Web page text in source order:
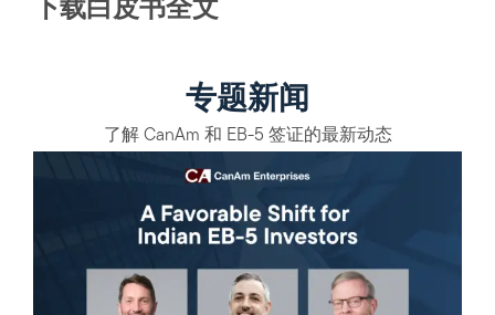
下载白皮书全文
专题新闻
了解 CanAm 和 EB-5 签证的最新动态